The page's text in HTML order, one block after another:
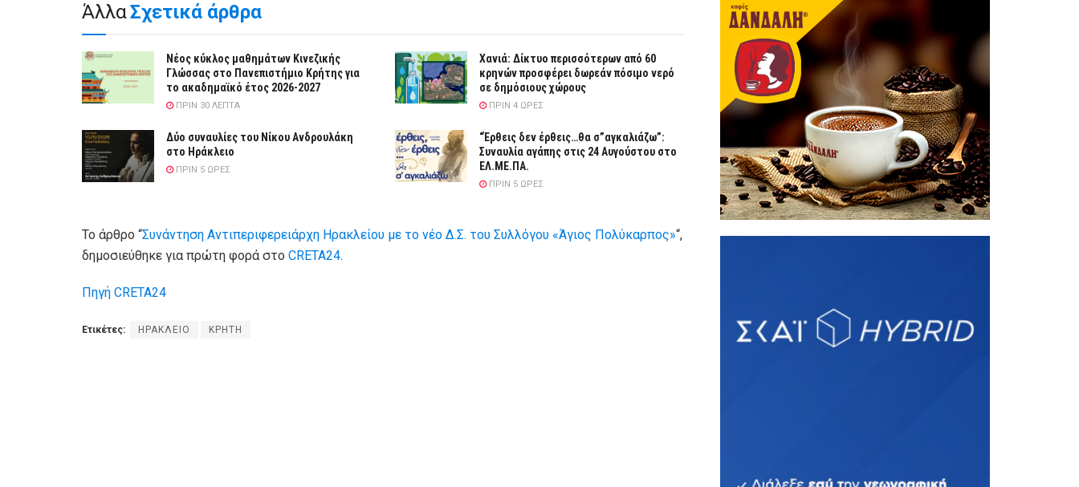
ΆλλαΣχετικά άρθρα
Νέος κύκλος μαθημάτων Κινεζικής
Γλώσσας στο Πανεπιστήμιο Κρήτης για
το ακαδημαϊκό έτος 2026-2027
ΠΡΙΝ 30 ΛΕΠΤΆ
Χανιά: Δίκτυο περισσότερων από 60
κρηνών προσφέρει δωρεάν πόσιμο νερό
σε δημόσιους χώρους
ΠΡΙΝ 4 ΏΡΕΣ
Δύο συναυλίες του Νίκου Ανδρουλάκη
στο Ηράκλειο
ΠΡΙΝ 5 ΏΡΕΣ
“Έρθεις δεν έρθεις…θα σ”αγκαλιάζω”:
Συναυλία αγάπης στις 24 Αυγούστου στο
ΕΛ.ΜΕ.ΠΑ.
ΠΡΙΝ 5 ΏΡΕΣ
Το άρθρο “Συνάντηση Αντιπεριφερειάρχη Ηρακλείου με το νέο Δ.Σ. του Συλλόγου «Άγιος Πολύκαρπος»“,
δημοσιεύθηκε για πρώτη φορά στο CRETA24.
Πηγή CRETA24
Ετικέτες: ΗΡΑΚΛΕΙΟ ΚΡΗΤΗ